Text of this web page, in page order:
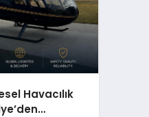
Havacılık